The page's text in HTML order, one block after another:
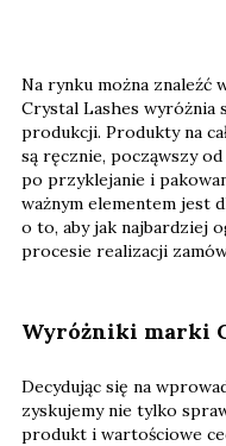
Na rynku można
Crystal Lashes wyróżnia
produkcji. Produkty na
są ręcznie, począwszy
po przyklejanie i
ważnym elementem jest
o to, aby jak najbardziej
procesie realizacji
Wyróżniki marki
Decydując się na
zyskujemy nie tylko
produkt i wartościowe